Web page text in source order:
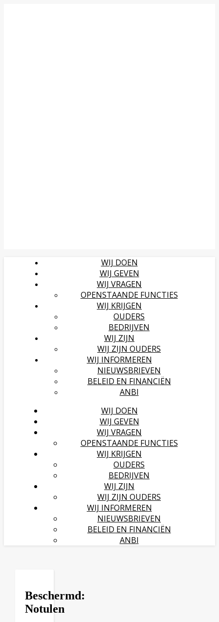
WIJ DOEN
WIJ GEVEN
WIJ VRAGEN
OPENSTAANDE FUNCTIES
WIJ KRIJGEN
OUDERS
BEDRIJVEN
WIJ ZIJN
WIJ ZIJN OUDERS
WIJ INFORMEREN
NIEUWSBRIEVEN
BELEID EN FINANCIËN
ANBI
WIJ DOEN
WIJ GEVEN
WIJ VRAGEN
OPENSTAANDE FUNCTIES
WIJ KRIJGEN
OUDERS
BEDRIJVEN
WIJ ZIJN
WIJ ZIJN OUDERS
WIJ INFORMEREN
NIEUWSBRIEVEN
BELEID EN FINANCIËN
ANBI
Beschermd:
Notulen